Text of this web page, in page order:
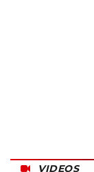
VIDEOS